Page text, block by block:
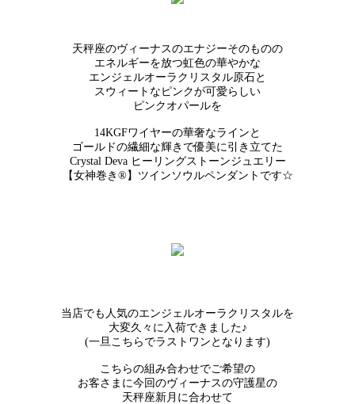
天秤座のヴィーナスのエナジーそのものの
エネルギーを放つ虹色の華やかな
エンジェルオーラクリスタル原石と
スウィートなピンクが可愛らしい
ピンクオパールを
14KGFワイヤーの華奢なラインと
ゴールドの繊細な輝きで優美に引き立てた
Crystal Deva ヒーリングストーンジュエリー
【女神巻き®】ツインソウルペンダントです☆
当店でも人気のエンジェルオーラクリスタルを
大変久々に入荷できました♪
(一旦こちらでラストワンとなります)
こちらの組み合わせでご希望の
お客さまに今回のヴィーナスの守護星の
天秤座新月に合わせて